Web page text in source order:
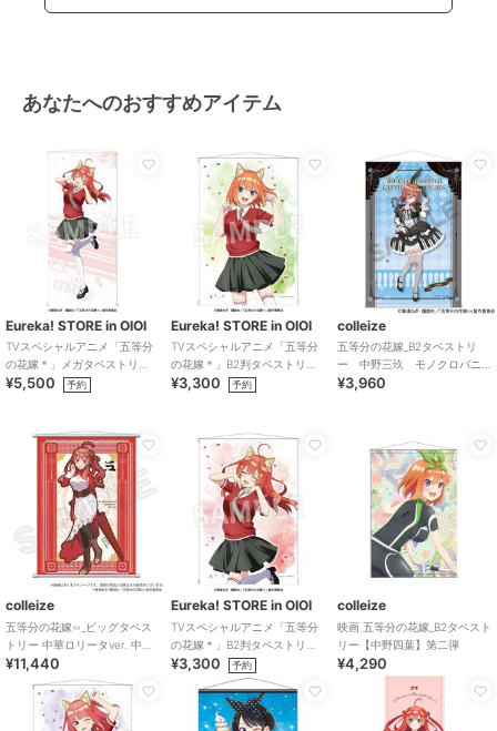
あなたへのおすすめアイテム
Eureka! STORE in OIOI
TVスペシャルアニメ「五等分
の花嫁＊」メガタペストリ
ー 五月
¥5,500 予約
Eureka! STORE in OIOI
TVスペシャルアニメ「五等分
の花嫁＊」B2判タペストリ
ー 四葉
¥3,300 予約
colleize
五等分の花嫁_B2タペストリ
ー 中野三玖 モノクロバニ
ードレス
¥3,960
colleize
五等分の花嫁∽_ビッグタペス
トリー 中華ロリータver. 中野
五月
¥11,440
Eureka! STORE in OIOI
TVスペシャルアニメ「五等分
の花嫁＊」B2判タペストリ
ー 五月
¥3,300 予約
colleize
映画 五等分の花嫁_B2タペスト
リー【中野四葉】第二弾
¥4,290